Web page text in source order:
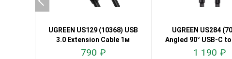
UGREEN US129 (10368) USB
3.0 Extension Cable 1м
790 ₽
UGREEN US284
Angled 90° USB-C
3м
1 190 ₽